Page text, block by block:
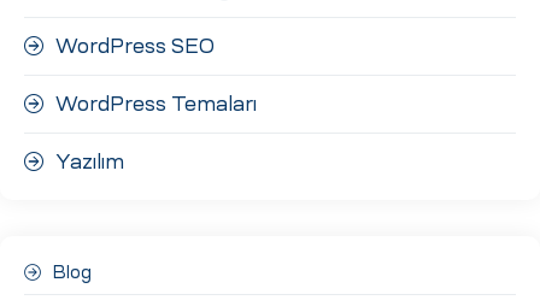
WordPress SEO
WordPress Temaları
Yazılım
Blog